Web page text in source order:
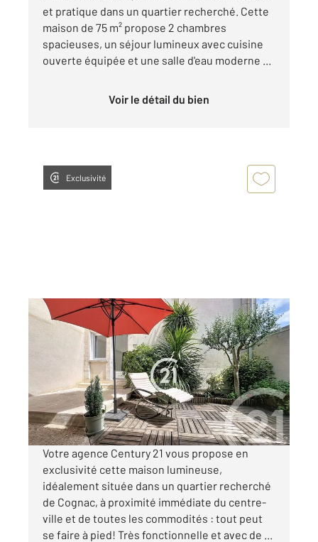
et pratique dans un quartier recherché. Cette
maison de 75 m² propose 2 chambres
spacieuses, un séjour lumineux avec cuisine
ouverte équipée et une salle d'eau moderne ...
Voir le détail du bien
Exclusivité
COGNAC 16
2, 5 pièces
Ref : 3009
Maison à vendre
189 600 €
Visiter le site dédié
Votre agence Century 21 vous propose en
exclusivité cette maison lumineuse,
idéalement située dans un quartier recherché
de Cognac, à proximité immédiate du centre-
ville et de toutes les commodités : tout peut
se faire à pied! Très fonctionnelle et avec de ...